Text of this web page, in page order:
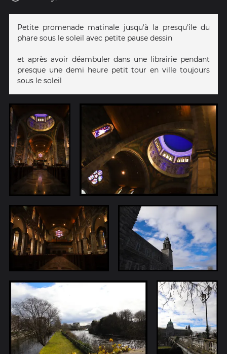
Petite promenade matinale jusqu'à la presqu'île du
phare sous le soleil avec petite pause dessin
et après avoir déambuler dans une librairie pendant
presque une demi heure petit tour en ville toujours
sous le soleil